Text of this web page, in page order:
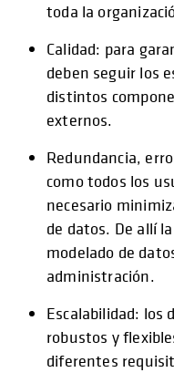
toda la
Calidad: para
deben seguir los
distintos
externos.
Redundancia,
como todos los
necesario
de datos. De allí
modelado de
administración.
Escalabilidad: los
robustos y
diferentes